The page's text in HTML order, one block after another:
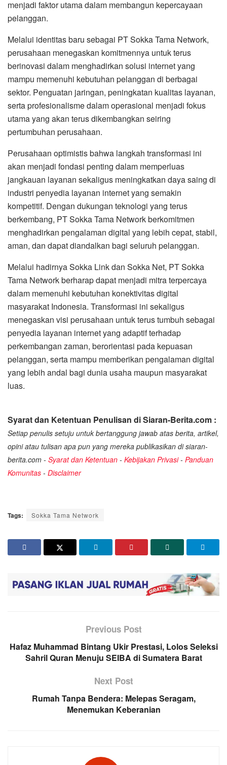
menjadi faktor utama dalam membangun kepercayaan
pelanggan.
Melalui identitas baru sebagai PT Sokka Tama Network,
perusahaan menegaskan komitmennya untuk terus
berinovasi dalam menghadirkan solusi internet yang
mampu memenuhi kebutuhan pelanggan di berbagai
sektor. Penguatan jaringan, peningkatan kualitas layanan,
serta profesionalisme dalam operasional menjadi fokus
utama yang akan terus dikembangkan seiring
pertumbuhan perusahaan.
Perusahaan optimistis bahwa langkah transformasi ini
akan menjadi fondasi penting dalam memperluas
jangkauan layanan sekaligus meningkatkan daya saing di
industri penyedia layanan internet yang semakin
kompetitif. Dengan dukungan teknologi yang terus
berkembang, PT Sokka Tama Network berkomitmen
menghadirkan pengalaman digital yang lebih cepat, stabil,
aman, dan dapat diandalkan bagi seluruh pelanggan.
Melalui hadirnya Sokka Link dan Sokka Net, PT Sokka
Tama Network berharap dapat menjadi mitra terpercaya
dalam memenuhi kebutuhan konektivitas digital
masyarakat Indonesia. Transformasi ini sekaligus
menegaskan visi perusahaan untuk terus tumbuh sebagai
penyedia layanan internet yang adaptif terhadap
perkembangan zaman, berorientasi pada kepuasan
pelanggan, serta mampu memberikan pengalaman digital
yang lebih andal bagi dunia usaha maupun masyarakat
luas.
Syarat dan Ketentuan Penulisan di Siaran-Berita.com :
Setiap penulis setuju untuk bertanggung jawab atas berita, artikel,
opini atau tulisan apa pun yang mereka publikasikan di siaran-
berita.com - Syarat dan Ketentuan - Kebijakan Privasi- Panduan
Komunitas - Disclaimer
Tags: Sokka Tama Network
Previous Post
Hafaz Muhammad Bintang Ukir Prestasi, Lolos Seleksi
Sahril Quran Menuju SEIBA di Sumatera Barat
Next Post
Rumah Tanpa Bendera: Melepas Seragam,
Menemukan Keberanian